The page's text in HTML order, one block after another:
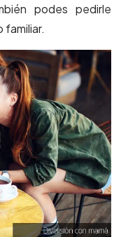
podes pedirle
familiar.